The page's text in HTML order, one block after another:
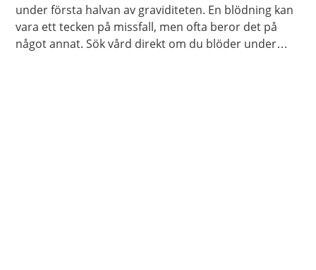
under första halvan av graviditeten. En blödning kan
vara ett tecken på missfall, men ofta beror det på
något annat. Sök vård direkt om du blöder under